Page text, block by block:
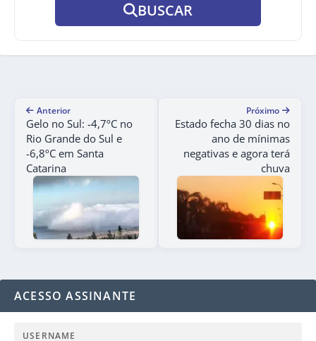
BUSCAR
Anterior
Gelo no Sul: -4,7ºC no
Rio Grande do Sul e
-6,8ºC em Santa
Catarina
Próximo
Estado fecha 30 dias no
ano de mínimas
negativas e agora terá
chuva
ACESSO ASSINANTE